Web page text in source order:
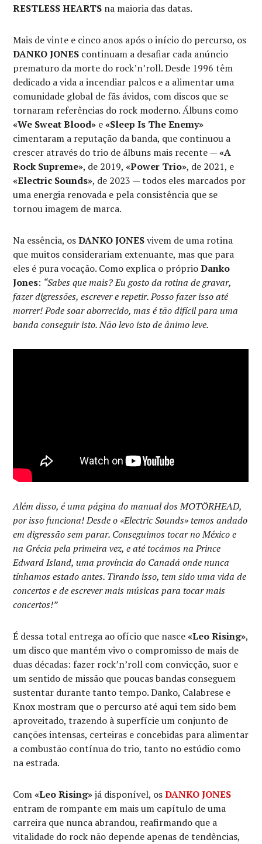
RESTLESS HEARTS na maioria das datas.
Mais de vinte e cinco anos após o início do percurso, os
DANKO JONES continuam a desafiar cada anúncio
prematuro da morte do rock’n’roll. Desde 1996 têm
dedicado a vida a incendiar palcos e a alimentar uma
comunidade global de fãs ávidos, com discos que se
tornaram referências do rock moderno. Álbuns como
«We Sweat Blood» e«Sleep Is The Enemy»
cimentaram a reputação da banda, que continuou a
crescer através do trio de álbuns mais recente —«A
Rock Supreme», de 2019,«Power Trio», de 2021, e
«Electric Sounds», de 2023 — todos eles marcados por
uma energia renovada e pela consistência que se
tornou imagem de marca.
Na essência, osDANKO JONESvivem de uma rotina
que muitos considerariam extenuante, mas que para
eles é pura vocação. Como explica o próprioDanko
Jones: “Sabes que mais? Eu gosto da rotina de gravar,
fazer digressões, escrever e repetir. Posso fazer isso até
morrer! Pode soar aborrecido, mas é tão difícil para uma
banda conseguir isto. Não levo isto de ânimo leve.
Além disso, é uma página do manual dos MOTÖRHEAD,
por isso funciona! Desde o «Electric Sounds» temos andado
em digressão sem parar. Conseguimos tocar no México e
na Grécia pela primeira vez, e até tocámos na Prince
Edward Island, uma província do Canadá onde nunca
tínhamos estado antes. Tirando isso, tem sido uma vida de
concertos e de escrever mais músicas para tocar mais
concertos!”
É dessa total entrega ao ofício que nasce«Leo Rising»,
um disco que mantém vivo o compromisso de mais de
duas décadas: fazer rock’n’roll com convicção, suor e
um sentido de missão que poucas bandas conseguem
sustentar durante tanto tempo. Danko, Calabrese e
Knox mostram que o percurso até aqui tem sido bem
aproveitado, trazendo à superfície um conjunto de
canções intensas, certeiras e concebidas para alimentar
a combustão contínua do trio, tanto no estúdio como
na estrada.
Com«Leo Rising»já disponível, osDANKO JONES
entram de rompante em mais um capítulo de uma
carreira que nunca abrandou, reafirmando que a
vitalidade do rock não depende apenas de tendências,